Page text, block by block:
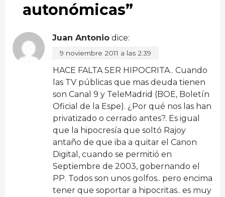
autonómicas”
Juan Antonio dice:
9 noviembre 2011 a las 2:39
HACE FALTA SER HIPOCRITA.. Cuando
las TV públicas que mas deuda tienen
son Canal 9 y TeleMadrid (BOE, Boletín
Oficial de la Espe). ¿Por qué nos las han
privatizado o cerrado antes?. Es igual
que la hipocresía que soltó Rajoy
antaño de que iba a quitar el Canon
Digital, cuando se permitió en
Septiembre de 2003, gobernando el
PP. Todos son unos golfos.. pero encima
tener que soportar a hipocritas.. es muy